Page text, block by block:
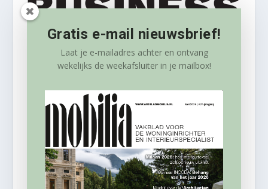
Gratis e-mail nieuwsbrief!
Laat je e-mailadres achter en ontvang
wekelijks de weekafsluiter in je mailbox!